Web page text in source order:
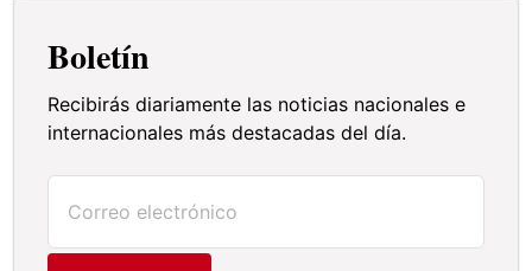
Boletín
Recibirás diariamente las noticias nacionales e
internacionales más destacadas del día.